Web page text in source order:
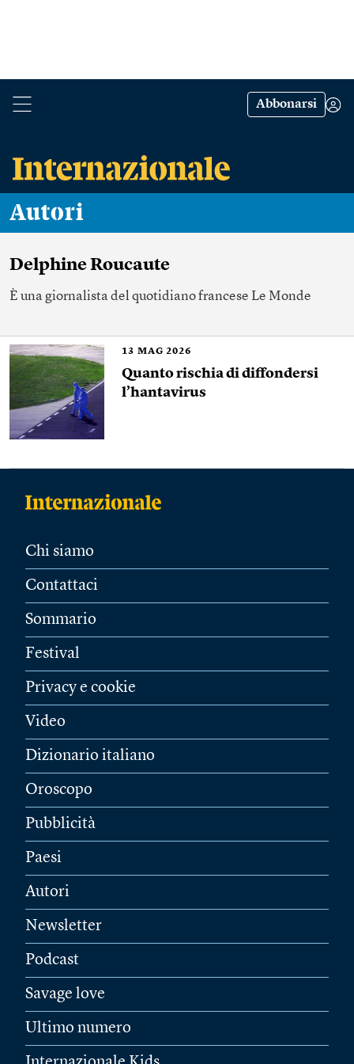
Abbonarsi
Autori
Delphine Roucaute
È una giornalista del quotidiano francese Le Monde
13 MAG 2026
Quanto rischia di diffondersi
l’hantavirus
Chi siamo
Contattaci
Sommario
Festival
Privacy e cookie
Video
Dizionario italiano
Oroscopo
Pubblicità
Paesi
Autori
Newsletter
Podcast
Savage love
Ultimo numero